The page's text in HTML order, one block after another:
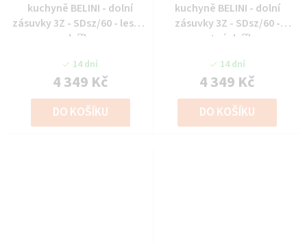
kuchyně BELINI - dolní
zásuvky 3Z - SDsz/60 - lesklé
dvířka
14 dní
4 349 Kč
DO KOŠÍKU
kuchyně BELINI - dolní
zásuvky 3Z - SDsz/60 -
matné dvířka
14 dní
4 349 Kč
DO KOŠÍKU